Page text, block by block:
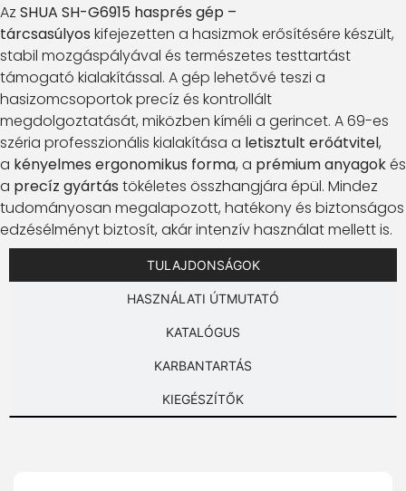
Az SHUA SH-G6915 hasprés gép –
tárcsasúlyos kifejezetten a hasizmok erősítésére készült,
stabil mozgáspályával és természetes testtartást
támogató kialakítással. A gép lehetővé teszi a
hasizomcsoportok precíz és kontrollált
megdolgoztatását, miközben kíméli a gerincet. A 69-es
széria professzionális kialakítása a letisztult erőátvitel,
a kényelmes ergonomikus forma, a prémium anyagokés
a precíz gyártás tökéletes összhangjára épül. Mindez
tudományosan megalapozott, hatékony és biztonságos
edzésélményt biztosít, akár intenzív használat mellett is.
TULAJDONSÁGOK
HASZNÁLATI ÚTMUTATÓ
KATALÓGUS
KARBANTARTÁS
KIEGÉSZÍTŐK